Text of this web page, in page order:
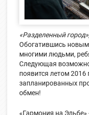
«Разделенный
Обогатившись
многими людьми,
Следующая
появится летом
запланированных
обмен!
«Гармония на Эльбе»